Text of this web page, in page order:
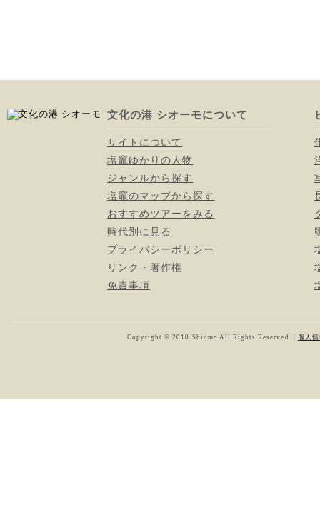
文化の港 シオーモについて
サイトについて
塩竈ゆかりの人物
ジャンルから探す
塩竈のマップから探す
おすすめツアーをみる
時代別に見る
プライバシーポリシー
リンク・著作権
免責事項
Copyright © 2010 Shiomo All Rights Reserved. | 個人